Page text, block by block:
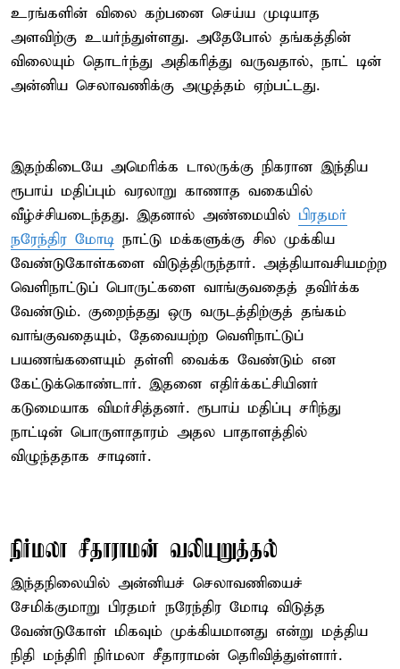
உரங்களின் விலை கற்பனை செய்ய முடியாத
அளவிற்கு உயர்ந்துள்ளது. அதேபோல் தங்கத்தின்
விலையும் தொடர்ந்து அதிகரித்து வருவதால், நாட் டின்
அன்னிய செலாவணிக்கு அழுத்தம் ஏற்பட்டது.
இதற்கிடையே அமெரிக்க டாலருக்கு நிகரான இந்திய
ரூபாய் மதிப்பும் வரலாறு காணாத வகையில்
வீழ்ச்சியடைந்தது. இதனால் அண்மையில் பிரதமர்
நரேந்திர மோடி நாட்டு மக்களுக்கு சில முக்கிய
வேண்டுகோள்களை விடுத்திருந்தார். அத்தியாவசியமற்ற
வெளிநாட்டுப் பொருட்களை வாங்குவதைத் தவிர்க்க
வேண்டும். குறைந்தது ஒரு வருடத்திற்குத் தங்கம்
வாங்குவதையும், தேவையற்ற வெளிநாட்டுப்
பயணங்களையும் தள்ளி வைக்க வேண்டும் என
கேட்டுக்கொண்டார். இதனை எதிர்க்கட்சியினர்
கடுமையாக விமர்சித்தனர். ரூபாய் மதிப்பு சரிந்து
நாட்டின் பொருளாதாரம் அதல பாதாளத்தில்
விழுந்ததாக சாடினர்.
நிர்மலா சீதாராமன் வலியுறுத்தல்
இந்தநிலையில் அன்னியச் செலாவணியைச்
சேமிக்குமாறு பிரதமர் நரேந்திர மோடி விடுத்த
வேண்டுகோள் மிகவும் முக்கியமானது என்று மத்திய
நிதி மந்திரி நிர்மலா சீதாராமன் தெரிவித்துள்ளார்.